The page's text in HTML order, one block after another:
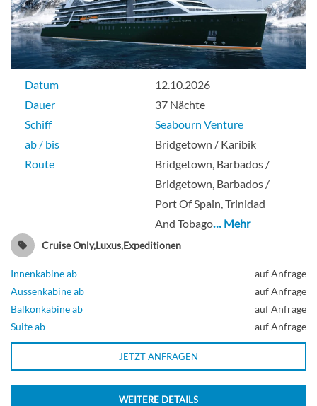
Datum
12.10.2026
Dauer
37 Nächte
Schiff
Seabourn Venture
ab / bis
Bridgetown / Karibik
Route
Bridgetown, Barbados /
Bridgetown, Barbados /
Port Of Spain, Trinidad
And Tobago… Mehr
Cruise Only,Luxus,Expeditionen
Innenkabine ab
auf Anfrage
Aussenkabine ab
auf Anfrage
Balkonkabine ab
auf Anfrage
Suite ab
auf Anfrage
JETZT ANFRAGEN
WEITERE DETAILS